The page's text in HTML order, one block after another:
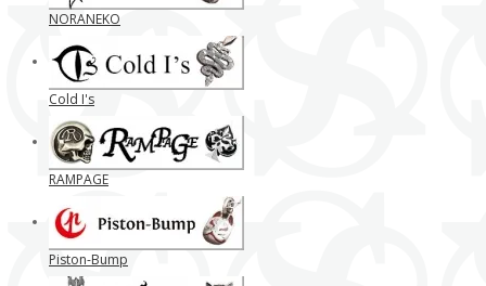
NORANEKO
Cold I's
RAMPAGE
Piston-Bump